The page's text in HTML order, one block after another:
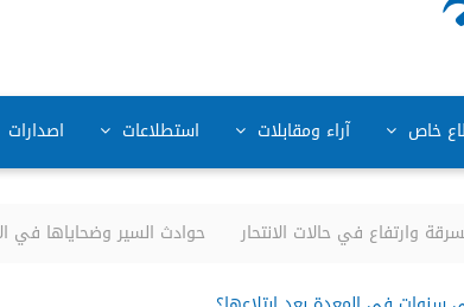
خاص آراء ومقابلات استطلاعات اصدارات
حوادث السير وضحاياها في الأشهر وارتفاع في حالات الانتحار